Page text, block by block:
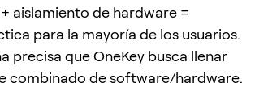
aislamiento de hardware =
para la mayoría de los usuarios.
precisa que OneKey busca llenar
combinado de software/hardware.